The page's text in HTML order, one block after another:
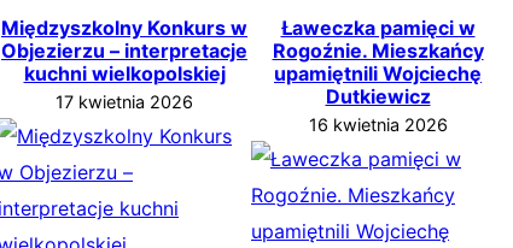
Międzyszkolny Konkurs w
Objezierzu – interpretacje
kuchni wielkopolskiej
17 kwietnia 2026
Ławeczka pamięci w
Rogoźnie. Mieszkańcy
upamiętnili Wojciechę
Dutkiewicz
16 kwietnia 2026